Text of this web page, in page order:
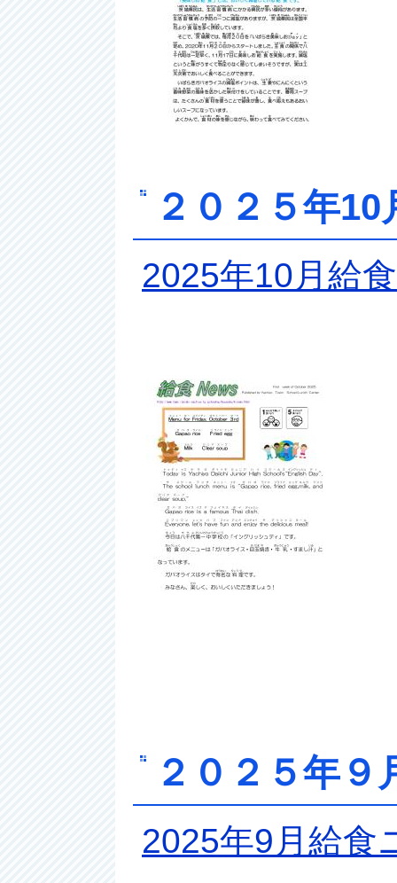
２０２５年10
2025年10月給
２０２５年９
2025年9月給食